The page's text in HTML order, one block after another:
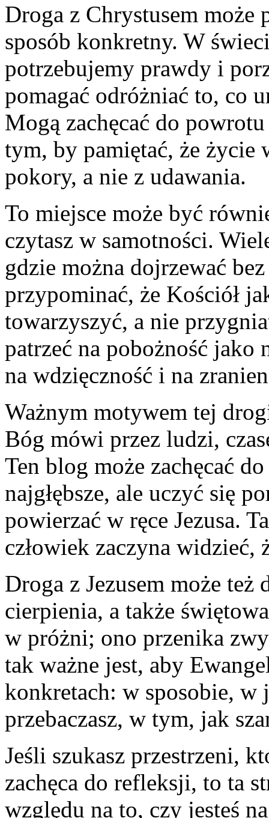
Droga z Chrystusem może
sposób konkretny. W
potrzebujemy prawdy i
pomagać odróżniać to, co
Mogą zachęcać do
tym, by pamiętać, że życie
pokory, a nie z udawania.
To miejsce może być
czytasz w samotności.
gdzie można dojrzewać
przypominać, że Kościół
towarzyszyć, a nie
patrzeć na pobożność jako
na wdzięczność i na
Ważnym motywem tej
Bóg mówi przez ludzi,
Ten blog może zachęcać
najgłębsze, ale uczyć się
powierzać w ręce Jezusa.
człowiek zaczyna widzieć,
Droga z Jezusem może
cierpienia, a także
w próżni; ono przenika
tak ważne jest, aby
konkretach: w sposobie,
przebaczasz, w tym, jak
Jeśli szukasz przestrzeni,
zachęca do refleksji, to ta
względu na to, czy jesteś